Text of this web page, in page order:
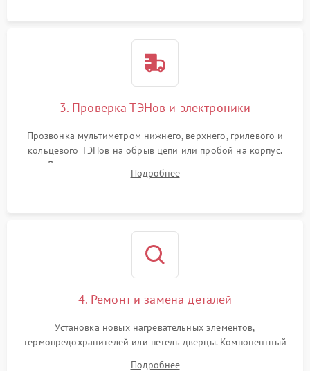
3. Проверка ТЭНов и электроники
Прозвонка мультиметром нижнего, верхнего, грилевого и
кольцевого ТЭНов на обрыв цепи или пробой на корпус.
Диагностика термостата, датчиков температуры,
переключателя режимов и мотора конвекции.
Подробнее
4. Ремонт и замена деталей
Установка новых нагревательных элементов,
термопредохранителей или петель дверцы. Компонентный
Подробнее